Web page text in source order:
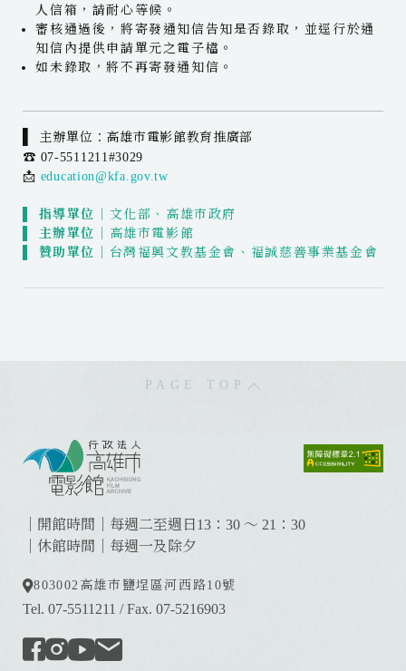
人信箱，請耐心等候。
審核通過後，將寄發通知信告知是否錄取，並逕行於通
知信內提供申請單元之電子檔。
如未錄取，將不再寄發通知信。
主辦單位：高雄市電影館教育推廣部
☎ 07-5511211#3029
📩 education@kfa.gov.tw
▌ 指導單位｜ 文化部、高雄市政府
▌ 主辦單位｜ 高雄市電影館
▌ 贊助單位｜ 台灣福興文教基金會、福誠慈善事業基金會
｜開館時間｜每週二至週日13：30 ～ 21：30
｜休館時間｜每週一及除夕
803002 高雄市鹽埕區河西路10號
Tel. 07-5511211 /Fax. 07-5216903
PAGE TOP